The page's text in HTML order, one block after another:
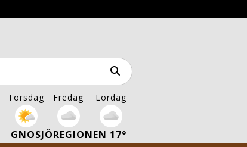
Torsdag Fredag Lördag
GNOSJÖREGIONEN 17°